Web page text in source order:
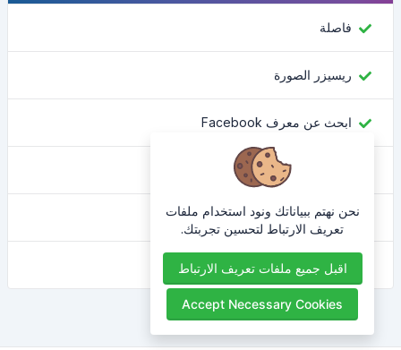
فاصلة
ريسيزر الصورة
ابحث عن معرف Facebook
محول اللون
ما هو عنوان IP الخاص بي
مُجمل HTML
نحن نهتم ببياناتك ونود استخدام ملفات
تعريف الارتباط لتحسين تجربتك.
اقبل جميع ملفات تعريف الارتباط
Accept Necessary Cookies